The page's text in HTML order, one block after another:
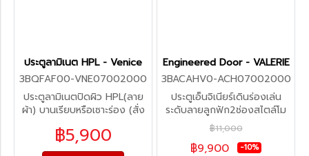
ประตูลามิเนต HPL - Venice
3BQFAF00-VNE07002000
ประตูลามิเนตปิดผิว HPL(ลาย
ผ้า) บานเรียบหรือเซาะร่อง (สั่ง
฿5,900
Engineered Door - VALERIE
3BACAHV0-ACH07002000
ประตูเอ็นจิเนียร์เดินร่องเล่น
ระดับลายลูกฟัก2ช่องสไตล์โม
เดิร์น ทำสีสำเร็จ (สั่งผลิต 30-
45 วัน)
฿11,000
฿9,900 -10%